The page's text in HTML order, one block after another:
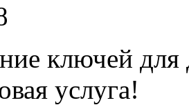
ключей
услуга!